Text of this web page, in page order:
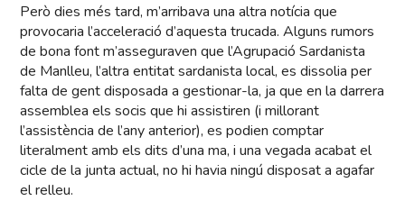
Però dies més tard, m’arribava una altra notícia que
provocaria l’acceleració d’aquesta trucada. Alguns rumors
de bona font m’asseguraven que l’Agrupació Sardanista
de Manlleu, l’altra entitat sardanista local, es dissolia per
falta de gent disposada a gestionar-la, ja que en la darrera
assemblea els socis que hi assistiren (i millorant
l’assistència de l’any anterior), es podien comptar
literalment amb els dits d’una ma, i una vegada acabat el
cicle de la junta actual, no hi havia ningú disposat a agafar
el relleu.